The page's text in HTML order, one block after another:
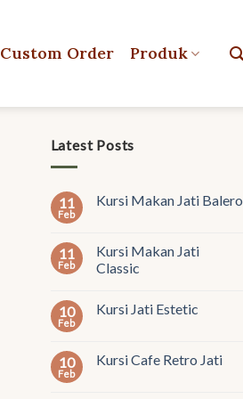
Custom Order Produk
Latest Posts
11
Feb
Kursi Makan Jati Balero
11
Feb
Kursi Makan Jati
Classic
10
Feb
Kursi Jati Estetic
10
Feb
Kursi Cafe Retro Jati